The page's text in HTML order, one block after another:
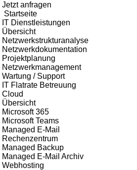
Jetzt anfragen
Startseite
IT Dienstleistungen
Übersicht
Netzwerkstrukturanalyse
Netzwerkdokumentation
Projektplanung
Netzwerkmanagement
Wartung / Support
IT Flatrate Betreuung
Cloud
Übersicht
Microsoft 365
Microsoft Teams
Managed E-Mail
Rechenzentrum
Managed Backup
Managed E-Mail Archiv
Webhosting